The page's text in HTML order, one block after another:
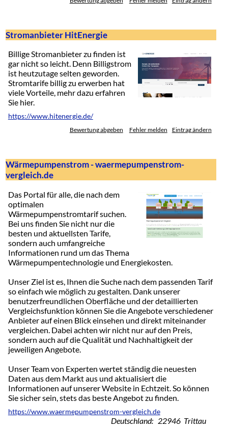
Stromanbieter HitEnergie
Billige Stromanbieter zu finden ist
gar nicht so leicht. Denn Billigstrom
ist heutzutage selten geworden.
Stromtarife billig zu erwerben hat
viele Vorteile, mehr dazu erfahren
Sie hier.
https://www.hitenergie.de/
Bewertung abgeben Fehler melden Eintrag ändern
Wärmepumpenstrom - waermepumpenstrom-
vergleich.de
Das Portal für alle, die nach dem
optimalen
Wärmepumpenstromtarif suchen.
Bei uns finden Sie nicht nur die
besten und aktuellsten Tarife,
sondern auch umfangreiche
Informationen rund um das Thema
Wärmepumpentechnologie und Energiekosten.
Unser Ziel ist es, Ihnen die Suche nach dem passenden Tarif
so einfach wie möglich zu gestalten. Dank unserer
benutzerfreundlichen Oberfläche und der detaillierten
Vergleichsfunktion können Sie die Angebote verschiedener
Anbieter auf einen Blick einsehen und direkt miteinander
vergleichen. Dabei achten wir nicht nur auf den Preis,
sondern auch auf die Qualität und Nachhaltigkeit der
jeweiligen Angebote.
Unser Team von Experten wertet ständig die neuesten
Daten aus dem Markt aus und aktualisiert die
Informationen auf unserer Website in Echtzeit. So können
Sie sicher sein, stets das beste Angebot zu finden.
https://www.waermepumpenstrom-vergleich.de
Deutschland: 22946 Trittau